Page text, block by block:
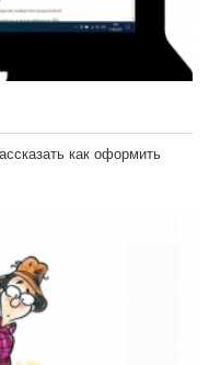
как оформить